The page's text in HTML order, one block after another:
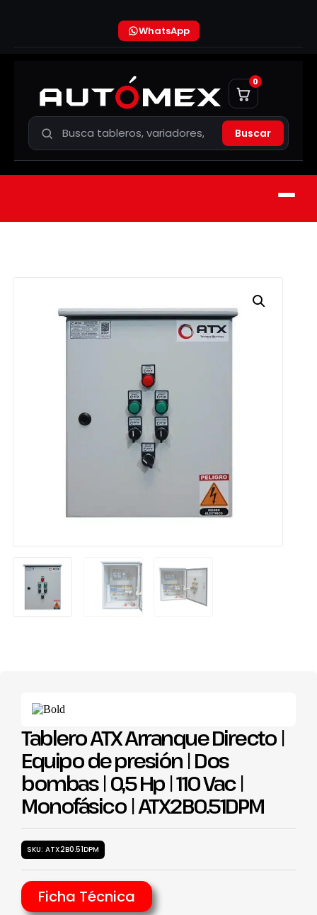
WhatsApp
Buscar
0
Tablero ATX Arranque Directo |
Equipo de presión | Dos
bombas | 0,5 Hp | 110 Vac |
Monofásico | ATX2B0.51DPM
SKU: ATX2B0.51DPM
Ficha Técnica